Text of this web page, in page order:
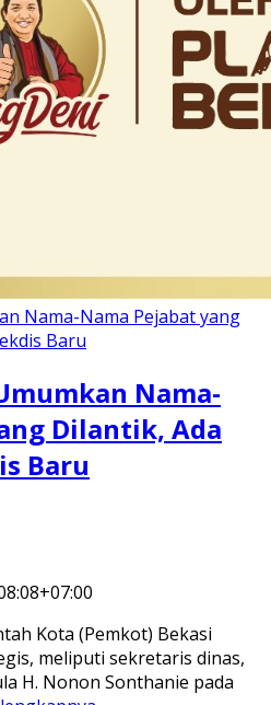
Nama-
Dilantik, Ada
Baru
Kota (Pemkot) Bekasi
meliputi sekretaris dinas,
H. Nonon Sonthanie pada